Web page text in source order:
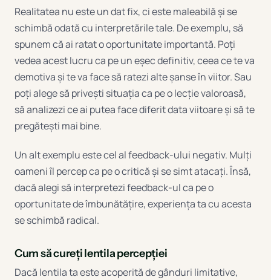
Realitatea nu este un dat fix, ci este maleabilă și se
schimbă odată cu interpretările tale. De exemplu, să
spunem că ai ratat o oportunitate importantă. Poți
vedea acest lucru ca pe un eșec definitiv, ceea ce te va
demotiva și te va face să ratezi alte șanse în viitor. Sau
poți alege să privești situația ca pe o lecție valoroasă,
să analizezi ce ai putea face diferit data viitoare și să te
pregătești mai bine.
Un alt exemplu este cel al feedback-ului negativ. Mulți
oameni îl percep ca pe o critică și se simt atacați. Însă,
dacă alegi să interpretezi feedback-ul ca pe o
oportunitate de îmbunătățire, experiența ta cu acesta
se schimbă radical.
Cum să cureți lentila percepției
Dacă lentila ta este acoperită de gânduri limitative,